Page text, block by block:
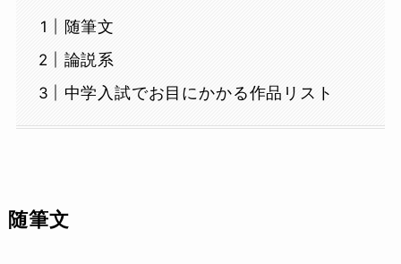
随筆文
論説系
中学入試でお目にかかる作品リスト
随筆文